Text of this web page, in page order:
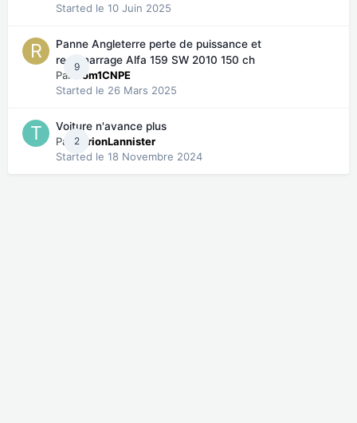
Started le 10 Juin 2025
9
Panne Angleterre perte de puissance et
redémarrage Alfa 159 SW 2010 150 ch
Par Rom1CNPE
Started le 26 Mars 2025
2
Voiture n'avance plus
Par TyrionLannister
Started le 18 Novembre 2024